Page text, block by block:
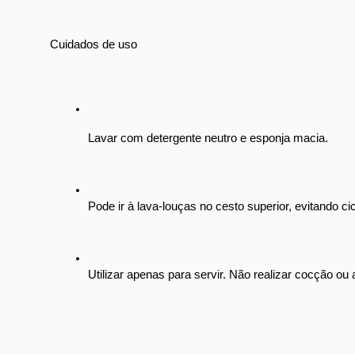
Cuidados de uso
Lavar com detergente neutro e esponja macia.
Pode ir à lava-louças no cesto superior, evitando
Utilizar apenas para servir. Não realizar cocção ou